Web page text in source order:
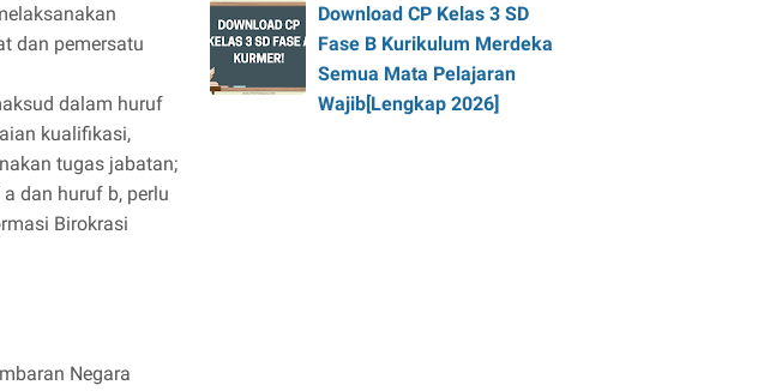
dan pemersatu
dalam huruf
kualifikasi,
tugas jabatan;
dan huruf b, perlu
Birokrasi
Negara
Download CP Kelas 3 SD
Fase B Kurikulum Merdeka
Semua Mata Pelajaran
Wajib[Lengkap 2026]